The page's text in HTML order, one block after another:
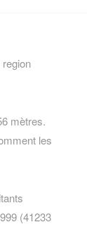
mètres.
les
(41233